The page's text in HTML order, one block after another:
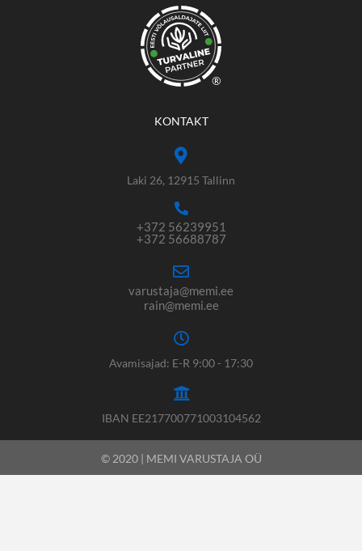
®
KONTAKT
Laki 26, 12915 Tallinn
+372 56239951
+372 56688787
varustaja@memi.ee
rain@memi.ee
Avamisajad: E-R 9:00 - 17:30
IBAN EE217700771003104562
© 2020 | MEMI VARUSTAJA OÜ